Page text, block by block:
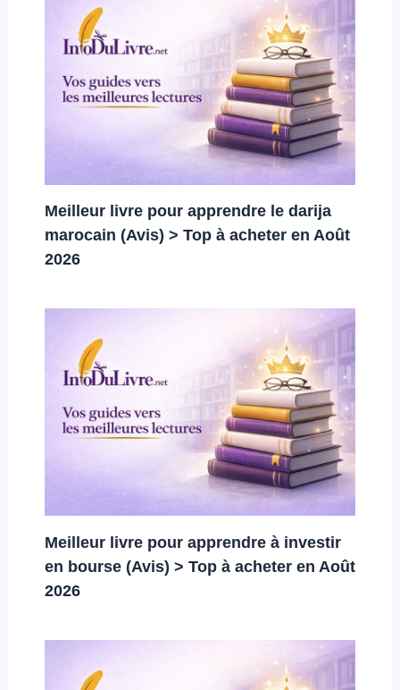
Meilleur livre pour apprendre le darija
marocain (Avis) > Top à acheter en Août
2026
Meilleur livre pour apprendre à investir
en bourse (Avis) > Top à acheter en Août
2026